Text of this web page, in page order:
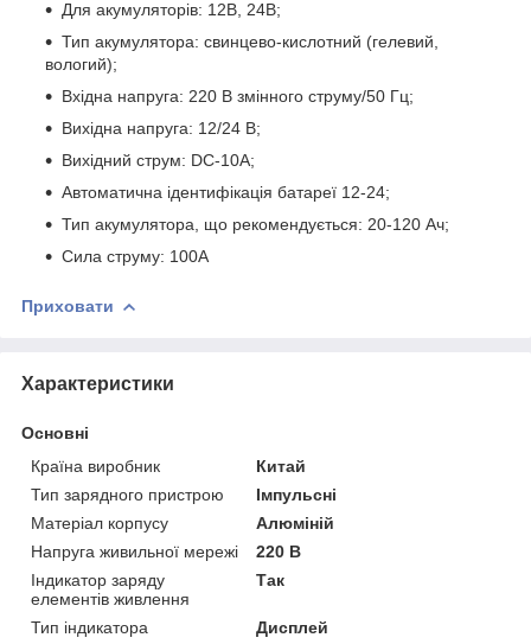
Для акумуляторів: 12В, 24В;
Тип акумулятора: свинцево-кислотний (гелевий,
вологий);
Вхідна напруга: 220 В змінного струму/50 Гц;
Вихідна напруга: 12/24 В;
Вихідний струм: DC-10A;
Автоматична ідентифікація батареї 12-24;
Тип акумулятора, що рекомендується: 20-120 Ач;
Сила струму: 100А
Приховати
Характеристики
Основні
Країна виробник
Китай
Тип зарядного пристрою
Імпульсні
Матеріал корпусу
Алюміній
Напруга живильної мережі
220 В
Індикатор заряду
елементів живлення
Так
Тип індикатора
Дисплей